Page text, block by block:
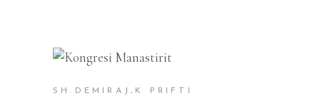
SHTOJE NË SHPORTË
SH.DEMIRAJ,K PRIFTI